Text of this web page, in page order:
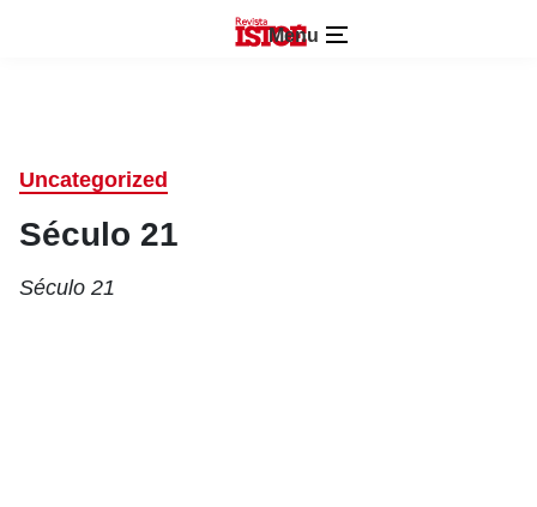
Menu
Uncategorized
Século 21
Século 21